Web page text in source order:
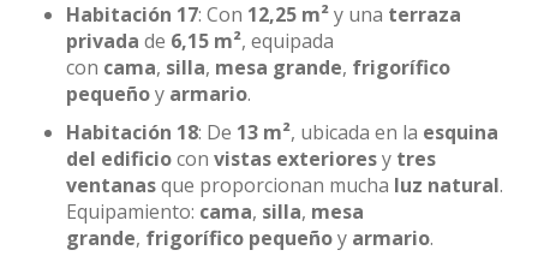
Habitación 17: Con 12,25 m²y una terraza
privada de 6,15 m², equipada
con cama, silla, mesa grande, frigorífico
pequeñoy armario.
Habitación 18: De 13 m², ubicada en la esquina
del edificiocon vistas exterioresy tres
ventanasque proporcionan mucha luz natural.
Equipamiento: cama, silla, mesa
grande, frigorífico pequeñoy armario.